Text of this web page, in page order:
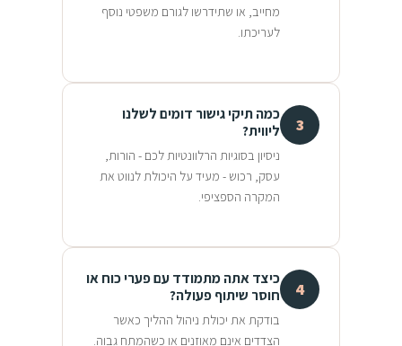
מחייב, או שתידרשו לגורם משפטי נוסף
לעריכתו.
3
כמה תיקי גישור דומים לשלנו
ליווית?
ניסיון בסוגיות הרלוונטיות לכם - הורות,
עסק, רכוש - מעיד על היכולת לנווט את
המקרה הספציפי.
4
כיצד אתה מתמודד עם פערי כוח או
חוסר שיתוף פעולה?
בודקת את יכולת ניהול ההליך כאשר
הצדדים אינם מאוזנים או כשהמתח גבוה.